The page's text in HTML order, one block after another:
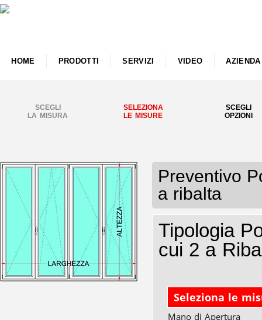
HOME PRODOTTI SERVIZI VIDEO AZIENDA
SCEGLI
LA MISURA
SELEZIONA
LE MISURE
SCEGLI
OPZIONI
Preventivo
a ribalta
Tipologia
cui 2 a
Seleziona le
Mano di Apertura